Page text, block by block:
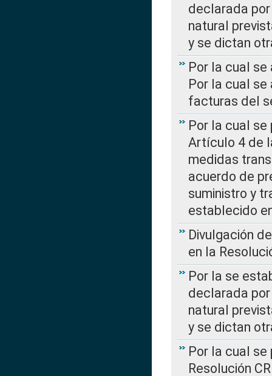
declarada
natural
y se dictan
Por la cual se
Por la cual
facturas del
Por la cual
Artículo 4 de
medidas
acuerdo de
suministro y
establecido
Divulgación
en la
Por la se
declarada
natural
y se dictan
Por la cual
Resolución